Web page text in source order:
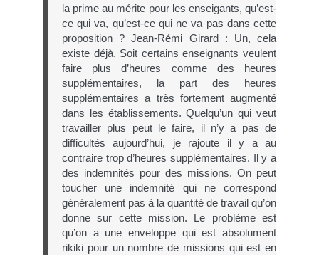
la prime au mérite pour les enseigants, qu’est-
ce qui va, qu’est-ce qui ne va pas dans cette
proposition ? Jean-Rémi Girard : Un, cela
existe déjà. Soit certains enseignants veulent
faire plus d’heures comme des heures
supplémentaires, la part des heures
supplémentaires a très fortement augmenté
dans les établissements. Quelqu’un qui veut
travailler plus peut le faire, il n’y a pas de
difficultés aujourd’hui, je rajoute il y a au
contraire trop d’heures supplémentaires. Il y a
des indemnités pour des missions. On peut
toucher une indemnité qui ne correspond
généralement pas à la quantité de travail qu’on
donne sur cette mission. Le problème est
qu’on a une enveloppe qui est absolument
rikiki pour un nombre de missions qui est en